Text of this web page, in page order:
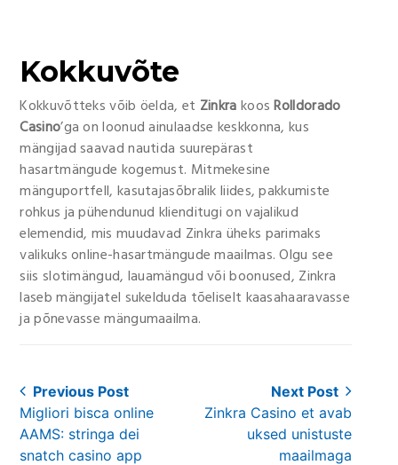
Kokkuvõte
Kokkuvõtteks võib öelda, et ZinkrakoosRolldorado
Casino’ga on loonud ainulaadse keskkonna, kus
mängijad saavad nautida suurepärast
hasartmängude kogemust. Mitmekesine
mänguportfell, kasutajasõbralik liides, pakkumiste
rohkus ja pühendunud klienditugi on vajalikud
elemendid, mis muudavad Zinkra üheks parimaks
valikuks online-hasartmängude maailmas. Olgu see
siis slotimängud, lauamängud või boonused, Zinkra
laseb mängijatel sukelduda tõeliselt kaasahaaravasse
ja põnevasse mängumaailma.
Post
navigation
Previous Post
Previous
post:
Migliori bisca online
AAMS: stringa dei
snatch casino app
Next Post
Next
Zinkra Casino et avab
uksed unistuste
maailmaga